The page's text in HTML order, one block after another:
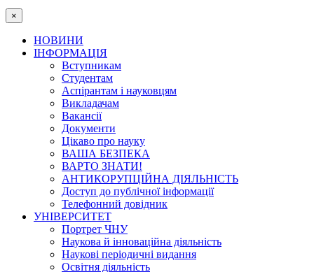
×
НОВИНИ
ІНФОРМАЦІЯ
Вступникам
Студентам
Аспірантам і науковцям
Викладачам
Вакансії
Документи
Цікаво про науку
ВАША БЕЗПЕКА
ВАРТО ЗНАТИ!
АНТИКОРУПЦІЙНА ДІЯЛЬНІСТЬ
Доступ до публічної інформації
Телефонний довідник
УНІВЕРСИТЕТ
Портрет ЧНУ
Наукова й інноваційна діяльність
Наукові періодичні видання
Освітня діяльність